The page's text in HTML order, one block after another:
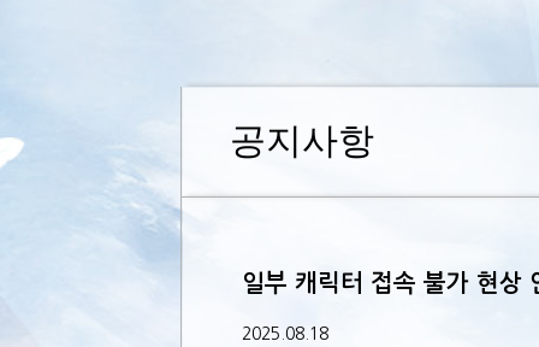
공지사항
일부 캐릭터 접속 불가 현상
2025.08.18